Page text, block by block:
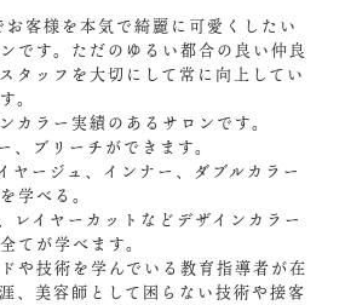
客様を本気で綺麗に可愛くしたい
です。ただのゆるい都合の良い仲良
タッフを大切にして常に向上してい
。
カラー実績のあるサロンです。
、ブリーチができます。
ヤージュ、インナー、ダブルカラー
学べる。
レイヤーカットなどデザインカラー
てが学べます。
や技術を学んでいる教育指導者が在
、美容師として困らない技術や接客